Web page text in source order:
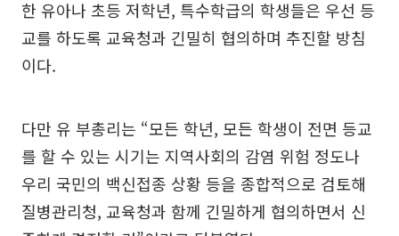
한 유아나 초등 저학년, 특수학급의 학생들은 우선 등
교를 하도록 교육청과 긴밀히 협의하며 추진할 방침
이다.
다만 유 부총리는 “모든 학년, 모든 학생이 전면 등교
를 할 수 있는 시기는 지역사회의 감염 위험 정도나
우리 국민의 백신접종 상황 등을 종합적으로 검토해
질병관리청, 교육청과 함께 긴밀하게 협의하면서 신